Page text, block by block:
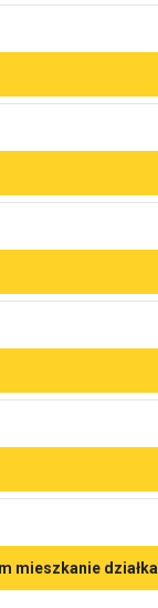
mieszkanie działka